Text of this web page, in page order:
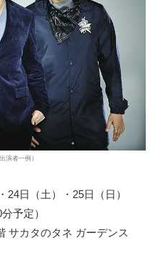
演者一例）
24日（土）・25日（日）
予定）
サカタのタネ ガーデンス